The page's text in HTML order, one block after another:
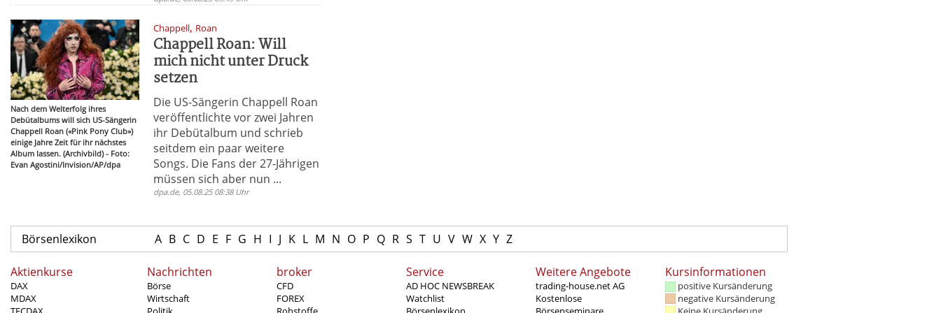
Nach dem Welterfolg ihres
Debütalbums will sich US-Sängerin
Chappell Roan («Pink Pony Club»)
einige Jahre Zeit für ihr nächstes
Album lassen. (Archivbild) - Foto:
Evan Agostini/Invision/AP/dpa
Chappell, Roan
Chappell Roan: Will
mich nicht unter Druck
setzen
Die US-Sängerin Chappell Roan
veröffentlichte vor zwei Jahren
ihr Debütalbum und schrieb
seitdem ein paar weitere
Songs. Die Fans der 27-Jährigen
müssen sich aber nun ...
dpa.de, 05.08.25 08:38 Uhr
Börsenlexikon A B C D E F G H I J K L M N O P Q R S T U V W X Y Z
Aktienkurse
DAX
MDAX
Nachrichten
Börse
Wirtschaft
broker
CFD
FOREX
Service
AD HOC NEWSBREAK
Watchlist
Weitere Angebote
trading-house.net AG
Kostenlose
Kursinformationen
positive Kursänderung
negative Kursänderung